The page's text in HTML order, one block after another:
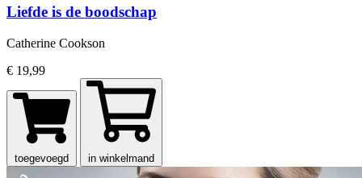
Liefde is de boodschap
Catherine Cookson
€ 19,99
toegevoegd in winkelmand